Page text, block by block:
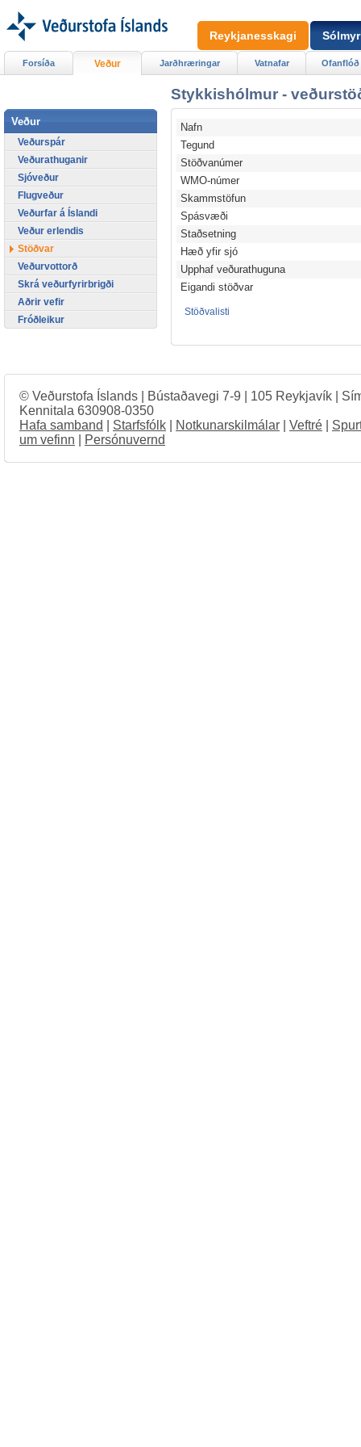
Stykkishólmur -
Nafn
Tegund
Stöðvanúmer
WMO-númer
Skammstöfun
Spásvæði
Staðsetning
Hæð yfir sjó
Upphaf veðurathuguna
Eigandi stöðvar
Stöðvalisti
Forsíða Veður Jarðhræringar Vatnafar Ofanflóð
Veður
Veðurspár
Veðurathuganir
Sjóveður
Flugveður
Veðurfar á Íslandi
Veður erlendis
Stöðvar
Veðurvottorð
Skrá veðurfyrirbrigði
Aðrir vefir
Fróðleikur
Reykjanesskagi
© Veðurstofa Íslands | Bústaðavegi 7-9 | 105 Reykjavík |
Kennitala 630908-0350
Hafa samband
Starfsfólk Notkunarskilmálar Veftré
um vefinn
Persónuvernd